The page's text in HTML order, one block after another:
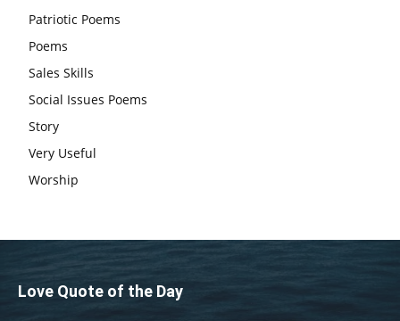
Patriotic Poems
Poems
Sales Skills
Social Issues Poems
Story
Very Useful
Worship
Love Quote of the Day